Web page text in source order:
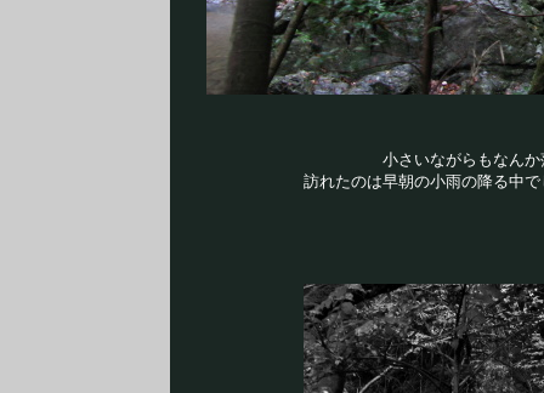
小さいながらもなん
訪れたのは早朝の小雨の降る中